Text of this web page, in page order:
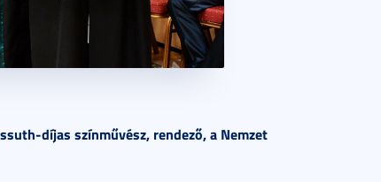
díjas színművész, rendező, a Nemzet